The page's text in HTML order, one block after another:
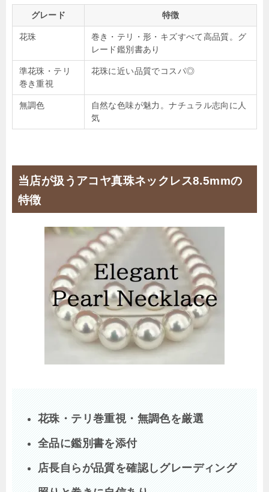
グレード 特徴
花珠
巻き・テリ・形・キズすべて高品質。グ
レード鑑別書あり
準花珠・テリ
巻き重視
花珠に近い品質でコスパ◎
無調色
自然な色味が魅力。ナチュラル志向に人
気
当店が扱うアコヤ真珠ネックレス8.5mmの
特徴
花珠・テリ巻重視・無調色を厳選
全品に鑑別書を添付
店長自らが品質を確認しグレーディング